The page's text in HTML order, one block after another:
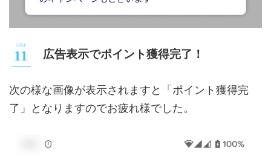
広告表示でポイント獲得完了！
次の様な画像が表示されますと「ポイント獲得完
了」となりますのでお疲れ様でした。